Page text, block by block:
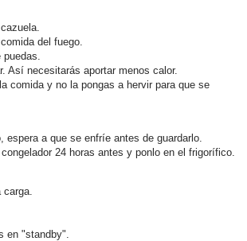
del fuego.
puedas.
Así necesitarás aportar menos calor.
comida y no la pongas a hervir para que se
a que se enfríe antes de guardarlo.
24 horas antes y ponlo en el frigorífico.
carga.
en "standby".